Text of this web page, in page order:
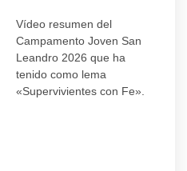
Vídeo resumen del
Campamento Joven San
Leandro 2026 que ha
tenido como lema
«Supervivientes con Fe».